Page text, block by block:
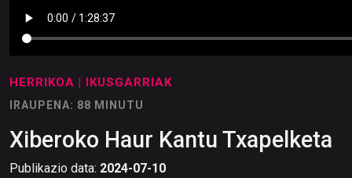
HERRIKOA | IKUSGARRIAK
IRAUPENA: 88 MINUTU
Xiberoko Haur Kantu Txapelketa
Publikazio data: 2024-07-10